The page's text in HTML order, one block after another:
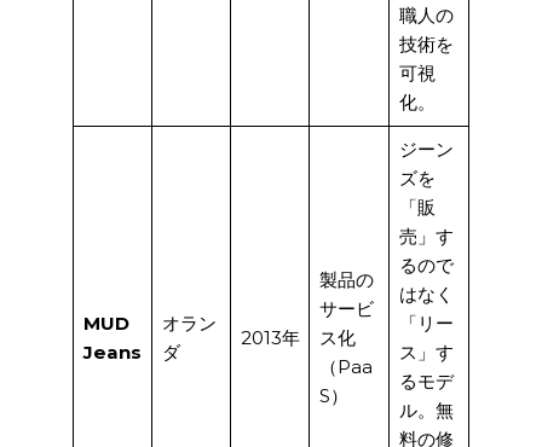
職人の
技術を
可視
化。
MUD
Jeans
オラン
ダ
2013年
製品の
サービ
ス化
（Paa
S）
ジーン
ズを
「販
売」す
るので
はなく
「リー
ス」す
るモデ
ル。無
料の修